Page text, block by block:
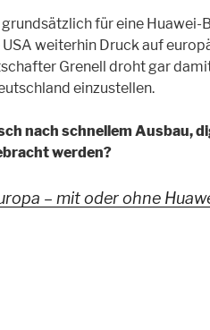
für eine Huawei-
weiterhin Druck auf
Grenell droht gar
einzustellen.
nach schnellem Ausbau,
werden?
– mit oder ohne